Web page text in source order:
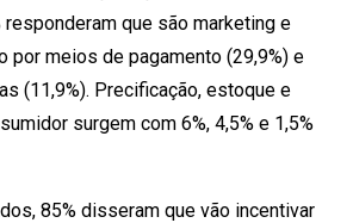
responderam que são marketing e
por meios de pagamento (29,9%) e
(11,9%). Precificação, estoque e
surgem com 6%, 4,5% e 1,5%
85% disseram que vão incentivar